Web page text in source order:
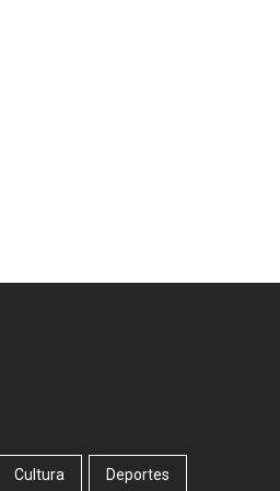
Cultura Deportes